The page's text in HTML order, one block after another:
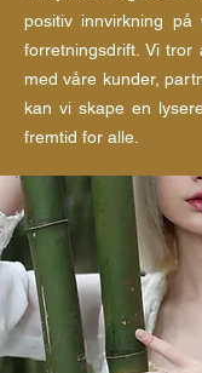
positiv innvirkning på
forretningsdrift. Vi
med våre kunder,
kan vi skape en
fremtid for alle.